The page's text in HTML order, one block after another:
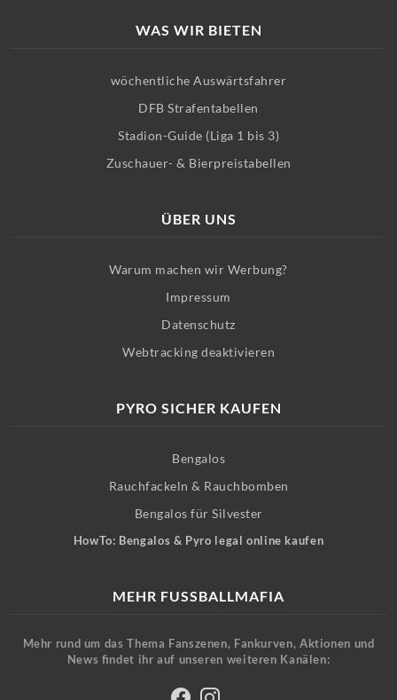
WAS WIR BIETEN
wöchentliche Auswärtsfahrer
DFB Strafentabellen
Stadion-Guide (Liga 1 bis 3)
Zuschauer- & Bierpreistabellen
ÜBER UNS
Warum machen wir Werbung?
Impressum
Datenschutz
Webtracking deaktivieren
PYRO SICHER KAUFEN
Bengalos
Rauchfackeln & Rauchbomben
Bengalos für Silvester
HowTo: Bengalos & Pyro legal online kaufen
MEHR FUSSBALLMAFIA
Mehr rund um das Thema Fanszenen, Fankurven, Aktionen und
News findet ihr auf unseren weiteren Kanälen: